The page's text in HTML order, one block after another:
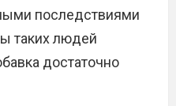
последствиями
таких людей
достаточно